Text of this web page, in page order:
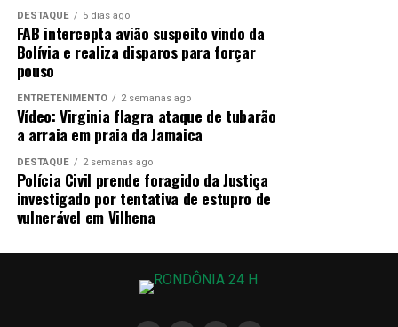
DESTAQUE 5 dias ago
FAB intercepta avião suspeito vindo da
Bolívia e realiza disparos para forçar
pouso
ENTRETENIMENTO 2 semanas ago
Vídeo: Virginia flagra ataque de tubarão
a arraia em praia da Jamaica
DESTAQUE 2 semanas ago
Polícia Civil prende foragido da Justiça
investigado por tentativa de estupro de
vulnerável em Vilhena